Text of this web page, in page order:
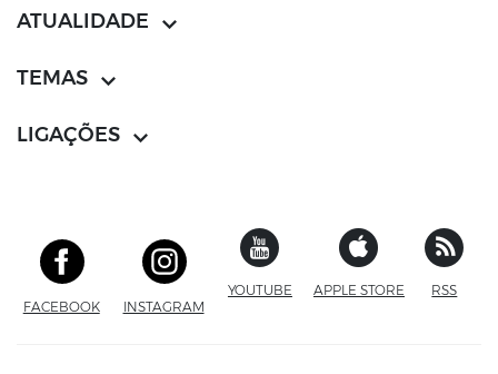
ATUALIDADE
TEMAS
LIGAÇÕES
FACEBOOKSITE EXTERNO
INSTAGRAM
YOUTUBE SITE EXTERNO
APPLE STORE SITERSS